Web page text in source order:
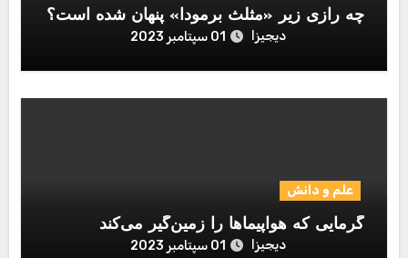
چه رازی زیر «مثلث برمودا» پنهان شده است؟
دیجیزا 01 سپتامبر 2023
علم و دانش
گرمایی که هواپیماها را زمین‌گیر می‌کند
دیجیزا 01 سپتامبر 2023